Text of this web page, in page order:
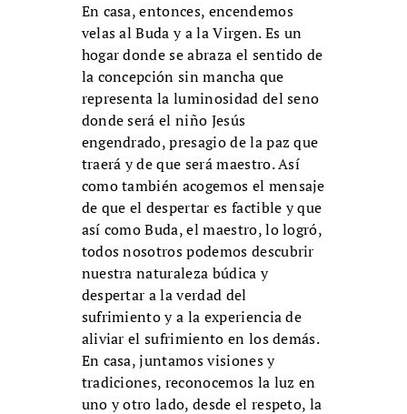
En casa, entonces, encendemos
velas al Buda y a la Virgen. Es un
hogar donde se abraza el sentido de
la concepción sin mancha que
representa la luminosidad del seno
donde será el niño Jesús
engendrado, presagio de la paz que
traerá y de que será maestro. Así
como también acogemos el mensaje
de que el despertar es factible y que
así como Buda, el maestro, lo logró,
todos nosotros podemos descubrir
nuestra naturaleza búdica y
despertar a la verdad del
sufrimiento y a la experiencia de
aliviar el sufrimiento en los demás.
En casa, juntamos visiones y
tradiciones, reconocemos la luz en
uno y otro lado, desde el respeto, la